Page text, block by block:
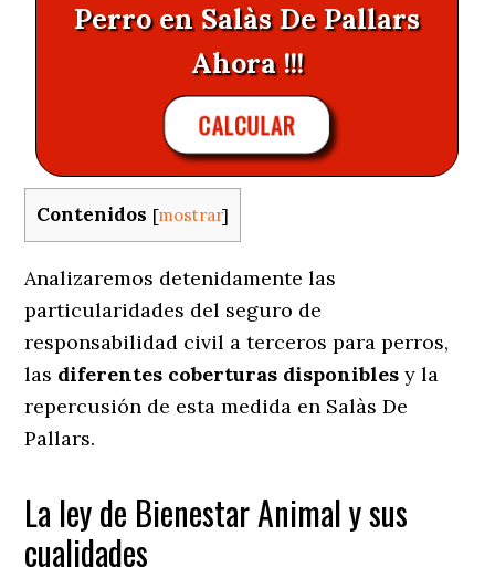
Perro en Salàs De Pallars
Ahora !!!
CALCULAR
Contenidos [mostrar]
Analizaremos detenidamente las
particularidades del seguro de
responsabilidad civil a terceros para perros,
las diferentes coberturas disponibles y la
repercusión de esta medida en Salàs De
Pallars.
La ley de Bienestar Animal y sus
cualidades